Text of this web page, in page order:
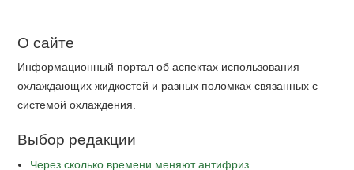
О сайте
Информационный портал об аспектах использования
охлаждающих жидкостей и разных поломках связанных с
системой охлаждения.
Выбор редакции
Через сколько времени меняют антифриз